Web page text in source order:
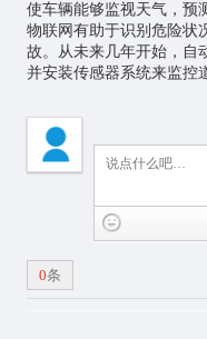
使车辆能够监视天气，预
物联网有助于识别危险状
故。从未来几年开始，自
并安装传感器系统来监控
0条